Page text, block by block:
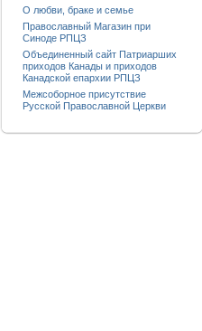
О любви, браке и семье
Православный Магазин при
Синоде РПЦЗ
Объединенный сайт Патриарших
приходов Канады и приходов
Канадской епархии РПЦЗ
Межсоборное присутствие
Русской Православной Церкви